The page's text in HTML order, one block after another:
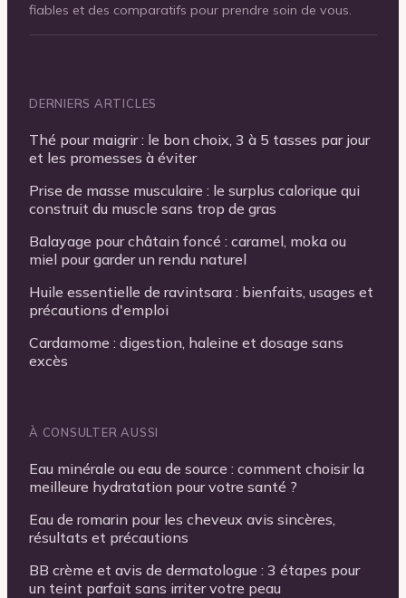
fiables et des comparatifs pour prendre soin de vous.
DERNIERS ARTICLES
Thé pour maigrir : le bon choix, 3 à 5 tasses par jour
et les promesses à éviter
Prise de masse musculaire : le surplus calorique qui
construit du muscle sans trop de gras
Balayage pour châtain foncé : caramel, moka ou
miel pour garder un rendu naturel
Huile essentielle de ravintsara : bienfaits, usages et
précautions d'emploi
Cardamome : digestion, haleine et dosage sans
excès
À CONSULTER AUSSI
Eau minérale ou eau de source : comment choisir la
meilleure hydratation pour votre santé ?
Eau de romarin pour les cheveux avis sincères,
résultats et précautions
BB crème et avis de dermatologue : 3 étapes pour
un teint parfait sans irriter votre peau